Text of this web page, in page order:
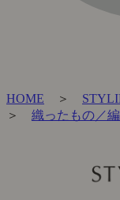
HOME ＞
＞ 織ったもの／